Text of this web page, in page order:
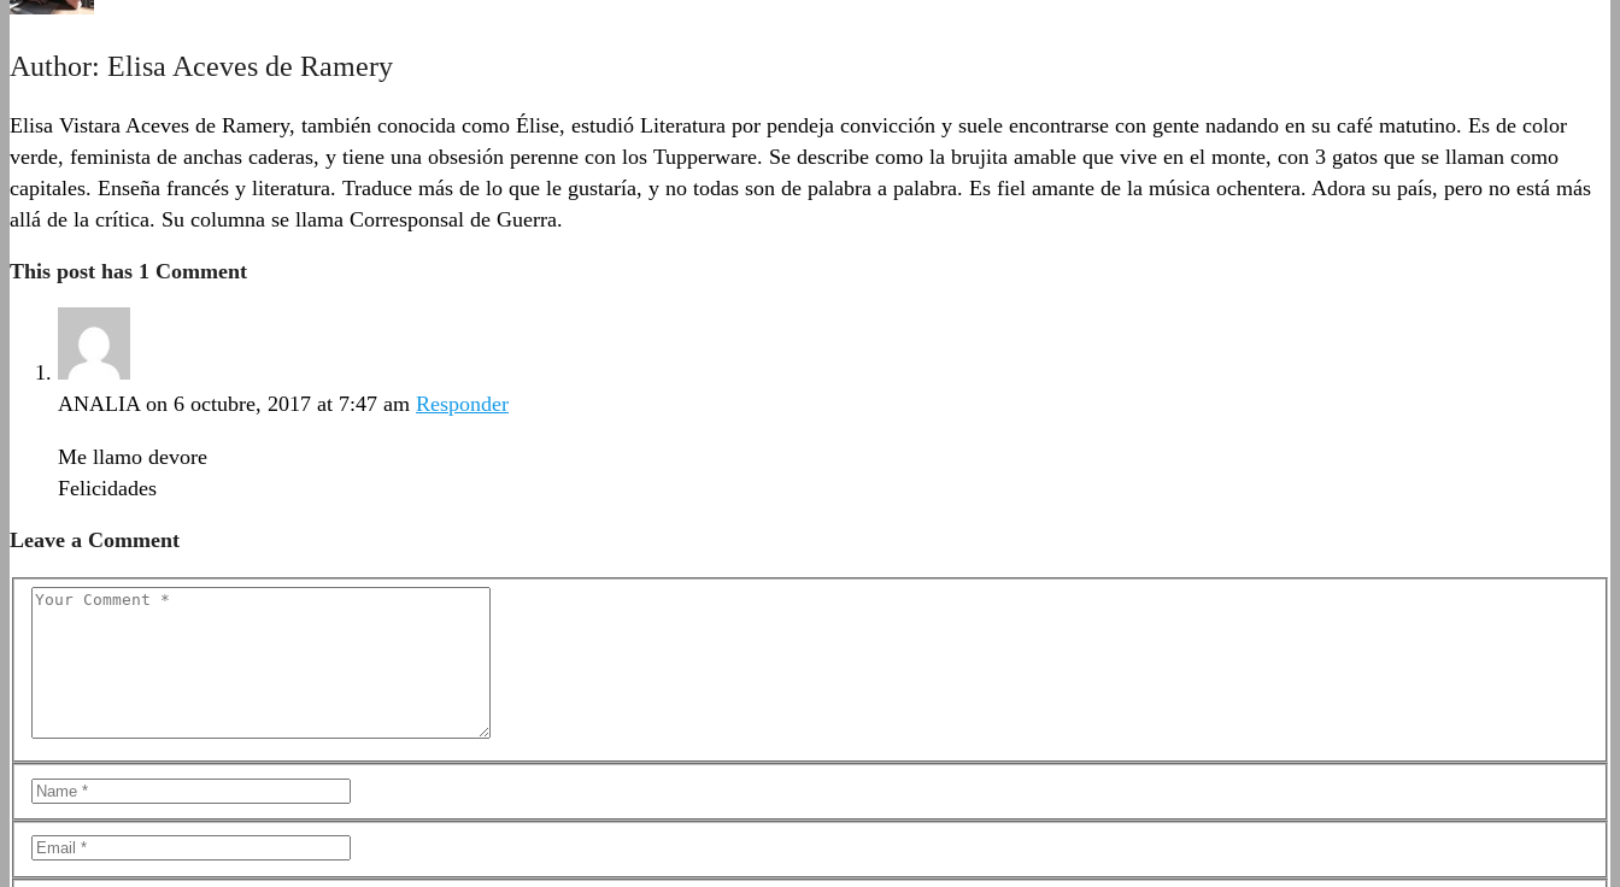
Author: Elisa Aceves de Ramery
Elisa Vistara Aceves de Ramery, también conocida como Élise, estudió Literatura por pendeja convicción y suele encontrarse con gente nadando en su café matutino. Es de color
verde, feminista de anchas caderas, y tiene una obsesión perenne con los Tupperware. Se describe como la brujita amable que vive en el monte, con 3 gatos que se llaman como
capitales. Enseña francés y literatura. Traduce más de lo que le gustaría, y no todas son de palabra a palabra. Es fiel amante de la música ochentera. Adora su país, pero no está más
allá de la crítica. Su columna se llama Corresponsal de Guerra.
This post has 1 Comment
ANALIA on 6 octubre, 2017 at 7:47 am Responder
Me llamo devore
Felicidades
Leave a Comment